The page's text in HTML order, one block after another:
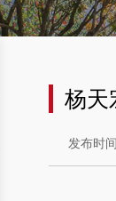
杨天
发布时